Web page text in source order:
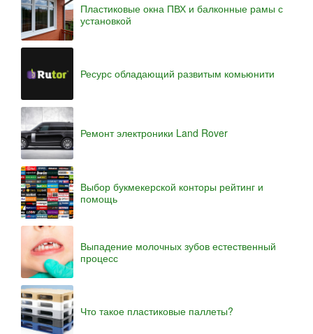
Пластиковые окна ПВХ и балконные рамы с
установкой
Ресурс обладающий развитым комьюнити
Ремонт электроники Land Rover
Выбор букмекерской конторы рейтинг и
помощь
Выпадение молочных зубов естественный
процесс
Что такое пластиковые паллеты?